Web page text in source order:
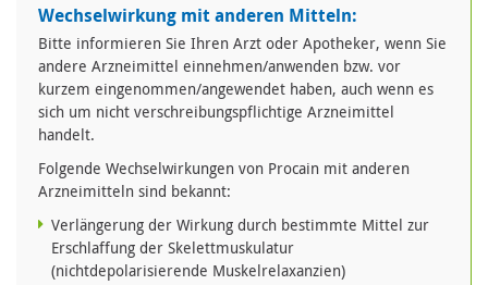
Wechselwirkung mit anderen Mitteln:
Bitte informieren Sie Ihren Arzt oder Apotheker, wenn Sie
andere Arzneimittel einnehmen/anwenden bzw. vor
kurzem eingenommen/angewendet haben, auch wenn es
sich um nicht verschreibungspflichtige Arzneimittel
handelt.
Folgende Wechselwirkungen von Procain mit anderen
Arzneimitteln sind bekannt:
Verlängerung der Wirkung durch bestimmte Mittel zur
Erschlaffung der Skelettmuskulatur
(nichtdepolarisierende Muskelrelaxanzien)